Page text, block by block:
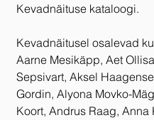
Kevadnäituse kataloogi.
Kevadnäitusel osalevad
Aarne Mesikäpp, Aet
Sepsivart, Aksel
Gordin, Alyona Movko-
Koort, Andrus Raag, Anna